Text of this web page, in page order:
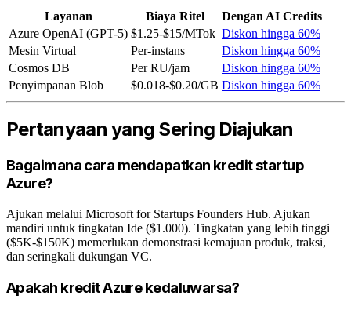
Layanan Biaya Ritel
Dengan AI Credits
Azure OpenAI (GPT-5) $1.25-$15/MTok Diskon hingga 60%
Mesin Virtual
Per-instans
Diskon hingga 60%
Cosmos DB
Per RU/jam
Diskon hingga 60%
Penyimpanan Blob
$0.018-$0.20/GB Diskon hingga 60%
Pertanyaan yang Sering Diajukan
Bagaimana cara mendapatkan kredit startup
Azure?
Ajukan melalui Microsoft for Startups Founders Hub. Ajukan
mandiri untuk tingkatan Ide ($1.000). Tingkatan yang lebih tinggi
($5K-$150K) memerlukan demonstrasi kemajuan produk, traksi,
dan seringkali dukungan VC.
Apakah kredit Azure kedaluwarsa?